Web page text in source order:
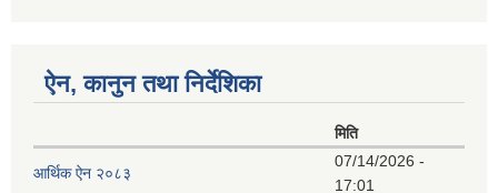
ऐन, कानुन तथा निर्देशिका
मिति
आर्थिक ऐन २०८३
07/14/2026 -
17:01